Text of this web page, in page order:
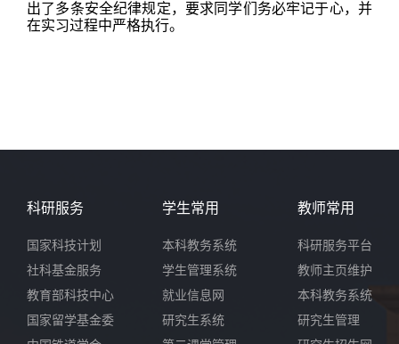
出了多条安全纪律规定，要求同学们务必牢记于心，并
在实习过程中严格执行。
科研服务
国家科技计划
社科基金服务
教育部科技中心
国家留学基金委
学生常用
本科教务系统
学生管理系统
就业信息网
研究生系统
教师常用
科研服务平台
教师主页维护
本科教务系统
研究生管理